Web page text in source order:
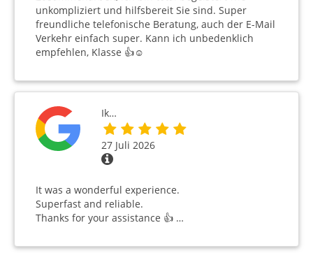
unkompliziert und hilfsbereit Sie sind. Super
freundliche telefonische Beratung, auch der E-Mail
Verkehr einfach super. Kann ich unbedenklich
empfehlen, Klasse 👍☺️
Ik…
27 Juli 2026
It was a wonderful experience.
Superfast and reliable.
Thanks for your assistance 👍 …